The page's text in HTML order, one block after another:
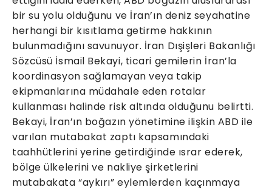
bir su yolu olduğunu ve İran’ın deniz seyahatine
herhangi bir kısıtlama getirme hakkının
bulunmadığını savunuyor. İran Dışişleri Bakanlığı
Sözcüsü İsmail Bekayi, ticari gemilerin İran’la
koordinasyon sağlamayan veya takip
ekipmanlarına müdahale eden rotalar
kullanması halinde risk altında olduğunu belirtti.
Bekayi, İran’ın boğazın yönetimine ilişkin ABD ile
varılan mutabakat zaptı kapsamındaki
taahhütlerini yerine getirdiğinde ısrar ederek,
bölge ülkelerini ve nakliye şirketlerini
mutabakata “aykırı” eylemlerden kaçınmaya